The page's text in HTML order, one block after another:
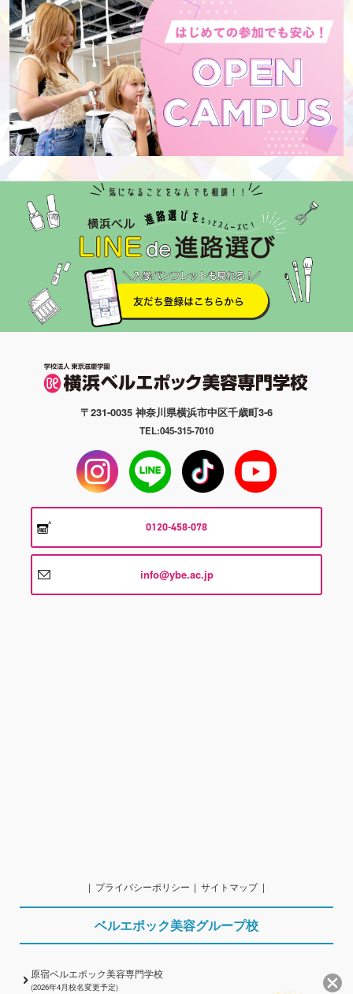
〒231-0035 神奈川県横浜市中区千歳町3-6
TEL:045-315-7010
0120-458-078
info@ybe.ac.jp
プライバシーポリシー サイトマップ
ベルエポック美容グループ校
原宿ベルエポック美容専門学校
(2026年4月校名変更予定)